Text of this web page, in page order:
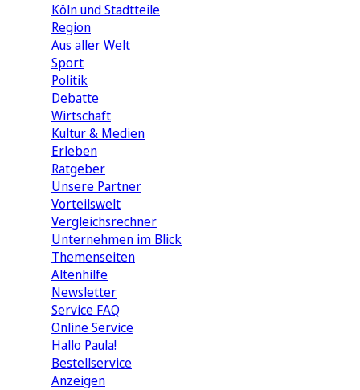
Köln und Stadtteile
Region
Aus aller Welt
Sport
Politik
Debatte
Wirtschaft
Kultur & Medien
Erleben
Ratgeber
Unsere Partner
Vorteilswelt
Vergleichsrechner
Unternehmen im Blick
Themenseiten
Altenhilfe
Newsletter
Service FAQ
Online Service
Hallo Paula!
Bestellservice
Anzeigen